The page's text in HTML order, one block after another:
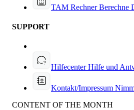
TAM RechnerBerechne
SUPPORT
HilfecenterHilfe und
Kontakt/Impressum
CONTENT OF THE MONTH